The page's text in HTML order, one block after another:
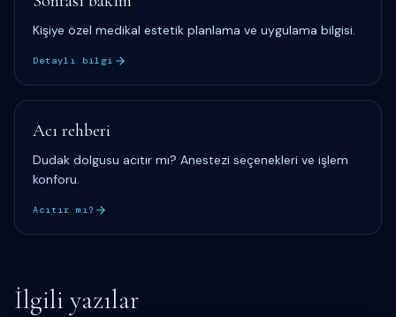
Kişiye özel medikal estetik planlama ve uygulama bilgisi.
Detaylı bilgi
Acı rehberi
Dudak dolgusu acıtır mı? Anestezi seçenekleri ve işlem
konforu.
Acıtır mı?
İlgili yazılar